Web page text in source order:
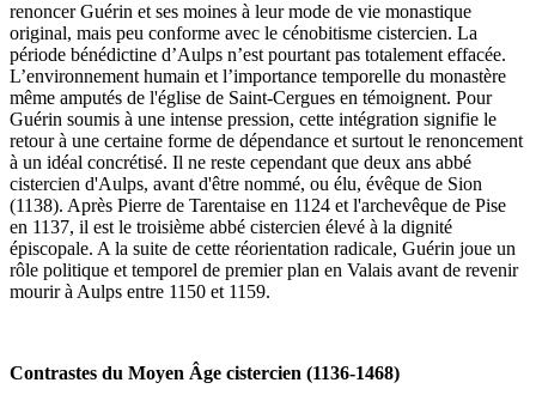
renoncer Guérin et ses moines à leur mode de vie monastique
original, mais peu conforme avec le cénobitisme cistercien. La
période bénédictine d’Aulps n’est pourtant pas totalement effacée.
L’environnement humain et l’importance temporelle du monastère
même amputés de l'église de Saint-Cergues en témoignent. Pour
Guérin soumis à une intense pression, cette intégration signifie le
retour à une certaine forme de dépendance et surtout le renoncement
à un idéal concrétisé. Il ne reste cependant que deux ans abbé
cistercien d'Aulps, avant d'être nommé, ou élu, évêque de Sion
(1138). Après Pierre de Tarentaise en 1124 et l'archevêque de Pise
en 1137, il est le troisième abbé cistercien élevé à la dignité
épiscopale. A la suite de cette réorientation radicale, Guérin joue un
rôle politique et temporel de premier plan en Valais avant de revenir
mourir à Aulps entre 1150 et 1159.
Contrastes du Moyen Âge cistercien (1136-1468)